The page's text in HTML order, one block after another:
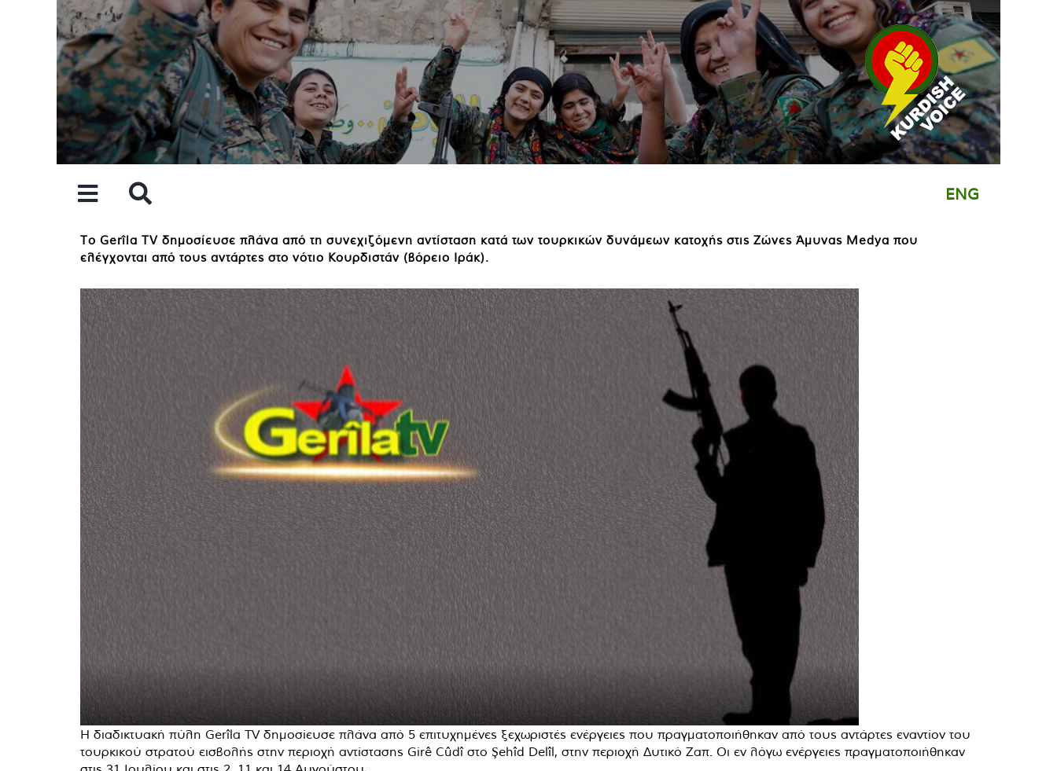
ENG
Το Gerîla TV δημοσίευσε πλάνα από τη συνεχιζόμενη αντίσταση κατά των τουρκικών δυνάμεων κατοχής στις Ζώνες Άμυνας Medya που
ελέγχονται από τους αντάρτες στο νότιο Κουρδιστάν (βόρειο Ιράκ).
Η διαδικτυακή πύλη Gerîla TV δημοσίευσε πλάνα από 5 επιτυχημένες ξεχωριστές ενέργειες που πραγματοποιήθηκαν από τους αντάρτες εναντίον του
τουρκικού στρατού εισβολής στην περιοχή αντίστασης Girê Cûdî στο Şehîd Delîl, στην περιοχή Δυτικό Ζαπ. Οι εν λόγω ενέργειες πραγματοποιήθηκαν